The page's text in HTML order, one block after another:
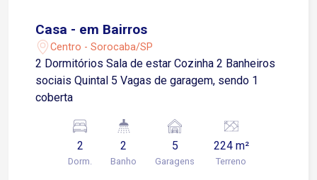
Casa - em Bairros
Centro - Sorocaba/SP
2 Dormitórios Sala de estar Cozinha 2 Banheiros
sociais Quintal 5 Vagas de garagem, sendo 1
coberta
2
Dorm.
2
Banho
5
Garagens
224 m²
Terreno